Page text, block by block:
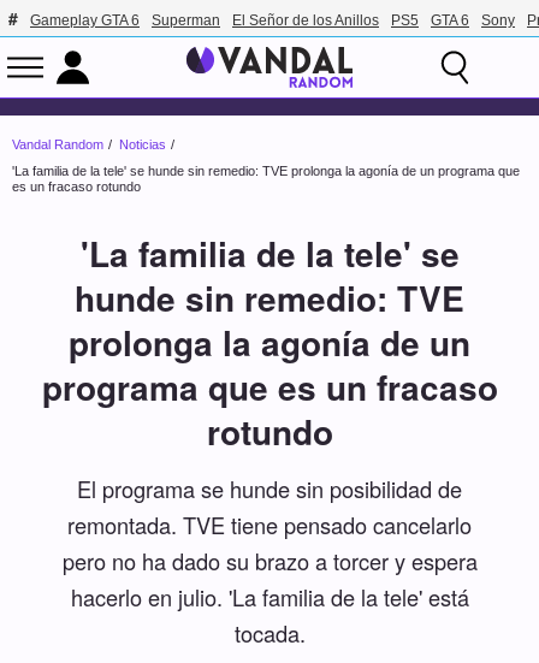
Gameplay GTA 6 Superman El Señor de los Anillos PS5 GTA 6 Sony
Vandal Random
Noticias
'La familia de la tele' se hunde sin remedio: TVE prolonga la agonía de un programa que
es un fracaso rotundo
'La familia de la tele' se
hunde sin remedio: TVE
prolonga la agonía de un
programa que es un fracaso
rotundo
El programa se hunde sin posibilidad de
remontada. TVE tiene pensado cancelarlo
pero no ha dado su brazo a torcer y espera
hacerlo en julio. 'La familia de la tele' está
tocada.